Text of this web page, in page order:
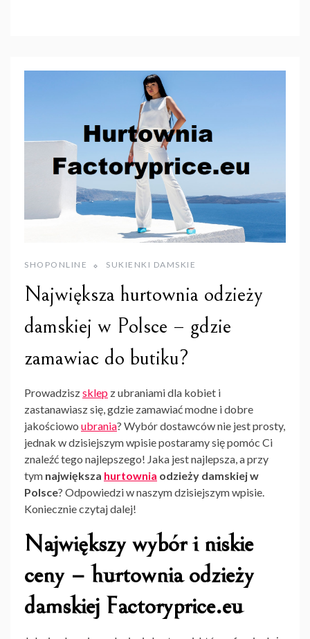
SHOPONLINE SUKIENKI DAMSKIE
Największa hurtownia odzieży
damskiej w Polsce – gdzie
zamawiac do butiku?
Prowadziszsklep z ubraniami dla kobiet i
zastanawiasz się, gdzie zamawiać modne i dobre
jakościowo ubrania? Wybór dostawców nie jest prosty,
jednak w dzisiejszym wpisie postaramy się pomóc Ci
znaleźć tego najlepszego! Jaka jest najlepsza, a przy
tym największa hurtownia odzieży damskiej w
Polsce? Odpowiedzi w naszym dzisiejszym wpisie.
Koniecznie czytaj dalej!
Największy wybór i niskie
ceny – hurtownia odzieży
damskiej Factoryprice.eu